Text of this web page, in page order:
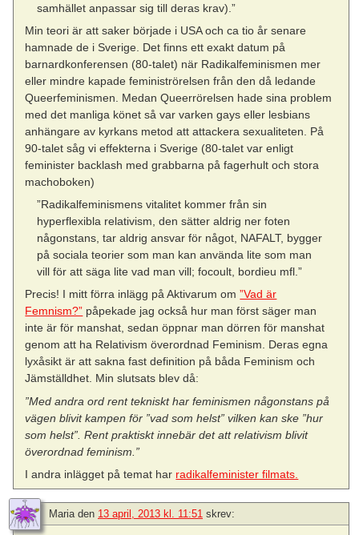
samhället anpassar sig till deras krav).”
Min teori är att saker började i USA och ca tio år senare
hamnade de i Sverige. Det finns ett exakt datum på
barnardkonferensen (80-talet) när Radikalfeminismen mer
eller mindre kapade feministrörelsen från den då ledande
Queerfeminismen. Medan Queerrörelsen hade sina problem
med det manliga könet så var varken gays eller lesbians
anhängare av kyrkans metod att attackera sexualiteten. På
90-talet såg vi effekterna i Sverige (80-talet var enligt
feminister backlash med grabbarna på fagerhult och stora
machoboken)
”Radikalfeminismens vitalitet kommer från sin
hyperflexibla relativism, den sätter aldrig ner foten
någonstans, tar aldrig ansvar för något, NAFALT, bygger
på sociala teorier som man kan använda lite som man
vill för att säga lite vad man vill; focoult, bordieu mfl.”
Precis! I mitt förra inlägg på Aktivarum om”Vad är
Femnism?” påpekade jag också hur man först säger man
inte är för manshat, sedan öppnar man dörren för manshat
genom att ha Relativism överordnad Feminism. Deras egna
lyxåsikt är att sakna fast definition på båda Feminism och
Jämställdhet. Min slutsats blev då:
”Med andra ord rent tekniskt har feminismen någonstans på
vägen blivit kampen för ”vad som helst” vilken kan ske ”hur
som helst”. Rent praktiskt innebär det att relativism blivit
överordnad feminism.”
I andra inlägget på temat har radikalfeminister filmats.
Maria den 13 april, 2013 kl. 11:51 skrev: